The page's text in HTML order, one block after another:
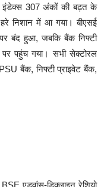
इंडेक्स 307 अंकों की बढ़त के
निशान में आ गया। बीएसई
बंद हुआ, जबकि बैंक निफ्टी
पहुंच गया। सभी सेक्टोरल
बैंक, निफ्टी प्राइवेट बैंक,
BSE एडवांस-डिक्लाइन रेशियो